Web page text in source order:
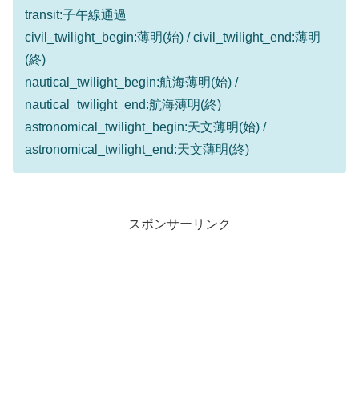
transit:子午線通過
civil_twilight_begin:薄明(始) / civil_twilight_end:薄明
(終)
nautical_twilight_begin:航海薄明(始) /
nautical_twilight_end:航海薄明(終)
astronomical_twilight_begin:天文薄明(始) /
astronomical_twilight_end:天文薄明(終)
スポンサーリンク